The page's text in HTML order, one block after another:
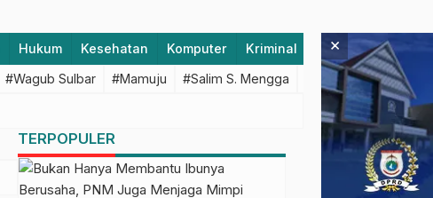
Hukum Kesehatan Komputer Kriminal Lifestyle
#Wagub Sulbar #Mamuju #Salim S. Mengga #featured #Polda
TERPOPULER
×